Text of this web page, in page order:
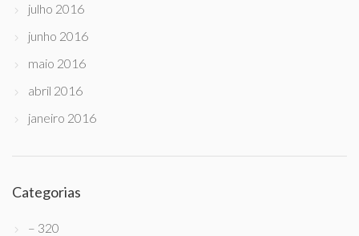
julho 2016
junho 2016
maio 2016
abril 2016
janeiro 2016
Categorias
– 320